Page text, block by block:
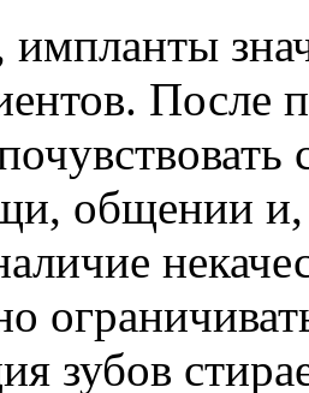
После
общении и,
зубов